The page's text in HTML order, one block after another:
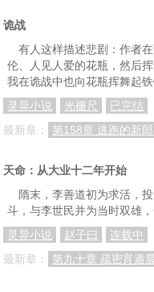
诡战
有人这样描述悲剧：作者
伦、人见人爱的花瓶，然后
我在诡战中也向花瓶挥舞起
灵异小说
光栅尺
已完结
最新章：
第158章 逃跑的新郎
天命：从大业十二年开始
隋末，李善道初为求活，
斗，与李世民并为当时双雄
灵异小说
赵子曰
连载中
最新章：
第九十章 疏密宵遁